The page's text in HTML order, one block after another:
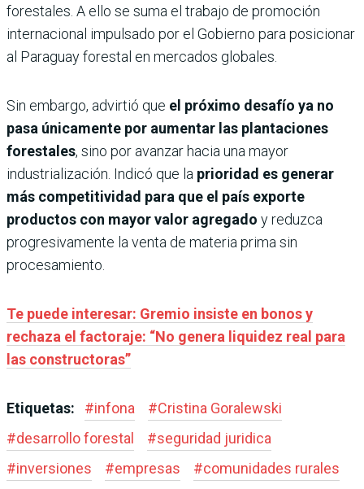
forestales. A ello se suma el trabajo de promoción
internacional impulsado por el Gobierno para posicionar
al Paraguay forestal en mercados globales.
Sin embargo, advirtió que el próximo desafío ya no
pasa únicamente por aumentar las plantaciones
forestales, sino por avanzar hacia una mayor
industrialización. Indicó que la prioridad es generar
más competitividad para que el país exporte
productos con mayor valor agregado y reduzca
progresivamente la venta de materia prima sin
procesamiento.
Te puede interesar: Gremio insiste en bonos y
rechaza el factoraje: “No genera liquidez real para
las constructoras”
Etiquetas: #infona #Cristina Goralewski
#desarrollo forestal #seguridad juridica
#inversiones #empresas #comunidades rurales